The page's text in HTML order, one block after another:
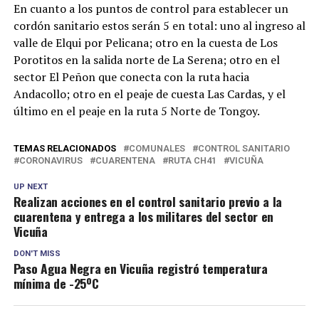
En cuanto a los puntos de control para establecer un
cordón sanitario estos serán 5 en total: uno al ingreso al
valle de Elqui por Pelicana; otro en la cuesta de Los
Porotitos en la salida norte de La Serena; otro en el
sector El Peñon que conecta con la ruta hacia
Andacollo; otro en el peaje de cuesta Las Cardas, y el
último en el peaje en la ruta 5 Norte de Tongoy.
TEMAS RELACIONADOS COMUNALES
CONTROL SANITARIO
CORONAVIRUS
CUARENTENA RUTA CH41 VICUÑA
UP NEXT
Realizan acciones en el control sanitario previo a la
cuarentena y entrega a los militares del sector en
Vicuña
DON'T MISS
Paso Agua Negra en Vicuña registró temperatura
mínima de -25ºC